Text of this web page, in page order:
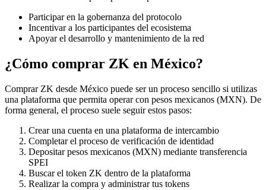
Participar en la gobernanza del protocolo
Incentivar a los participantes del ecosistema
Apoyar el desarrollo y mantenimiento de la red
¿Cómo comprar ZK en México?
Comprar ZK desde México puede ser un proceso sencillo si utilizas
una plataforma que permita operar con pesos mexicanos (MXN). De
forma general, el proceso suele seguir estos pasos:
Crear una cuenta en una plataforma de intercambio
Completar el proceso de verificación de identidad
Depositar pesos mexicanos (MXN) mediante transferencia
SPEI
Buscar el token ZK dentro de la plataforma
Realizar la compra y administrar tus tokens